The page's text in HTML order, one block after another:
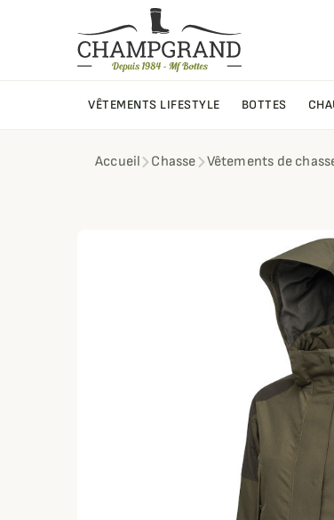
VÊTEMENTS LIFESTYLE BOTTES
Accueil Chasse Vêtements de